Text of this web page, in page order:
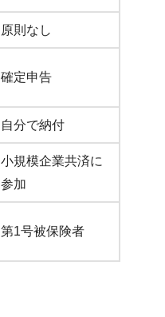
原則なし
確定申告
自分で納付
小規模企業共済に
参加
第1号被保険者